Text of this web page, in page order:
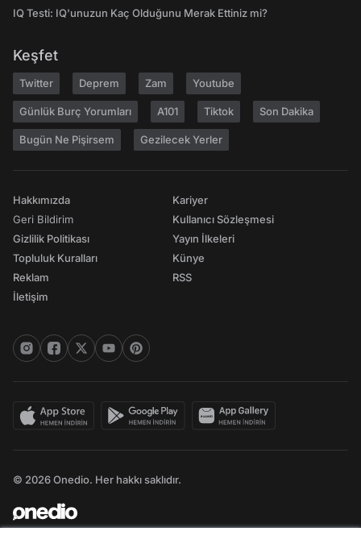
IQ Testi: IQ'unuzun Kaç Olduğunu Merak Ettiniz mi?
Keşfet
Twitter Deprem Zam Youtube
Günlük Burç Yorumları A101 Tiktok Son Dakika
Bugün Ne Pişirsem Gezilecek Yerler
Hakkımızda
Geri Bildirim
Gizlilik Politikası
Topluluk Kuralları
Reklam
İletişim
Kariyer
Kullanıcı Sözleşmesi
Yayın İlkeleri
Künye
RSS
© 2026 Onedio. Her hakkı saklıdır.